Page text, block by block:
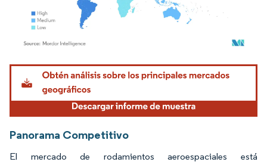
Imagen © Mordor Intelligence. El uso requiere atribución según CC BY 4.0.
Panorama Competitivo
El mercado de rodamientos aeroespaciales está